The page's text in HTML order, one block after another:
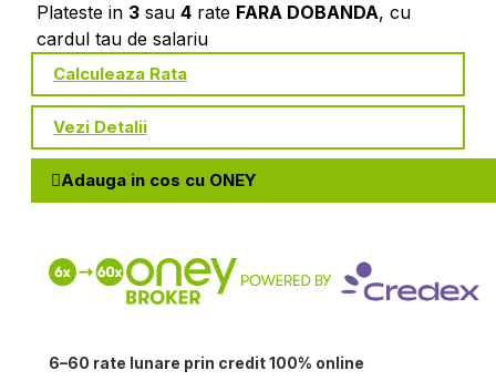
Plateste in 3 sau 4 rate FARA DOBANDA, cu
cardul tau de salariu
Calculeaza Rata
Vezi Detalii
Adauga in cos cu ONEY
6–60 rate lunare prin credit 100% online